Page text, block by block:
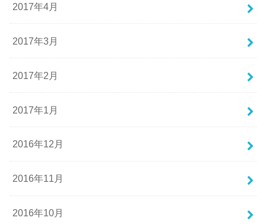
2017年4月
2017年3月
2017年2月
2017年1月
2016年12月
2016年11月
2016年10月